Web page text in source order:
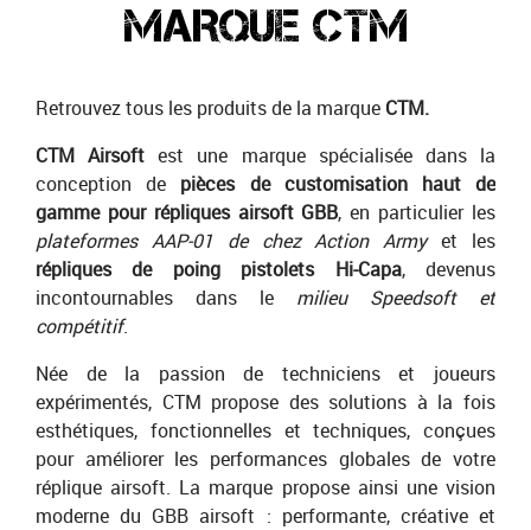
MARQUE CTM
Retrouvez tous les produits de la marque CTM.
CTM Airsoftest une marque spécialisée dans la
conception de pièces de customisation haut de
gamme pour répliques airsoft GBB, en particulier les
plateformes AAP-01 de chez Action Armyet les
répliques de poing pistolets Hi-Capa, devenus
incontournables dans le milieu Speedsoft et
compétitif.
Née de la passion de techniciens et joueurs
expérimentés, CTM propose des solutions à la fois
esthétiques, fonctionnelles et techniques, conçues
pour améliorer les performances globales de votre
réplique airsoft. La marque propose ainsi une vision
moderne du GBB airsoft : performante, créative et